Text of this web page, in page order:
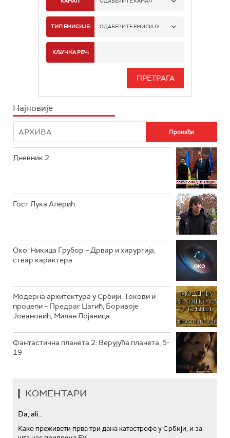
РТС 1
РТС 3
ТИП ЕМИСИЈЕ: ОДАБЕРИТЕ ЕМИСИЈУ
ИНФО
КЉУЧНА РЕЧ:
Најновије
Дневник 2
Гост Лука Алерић
Око: Никица Грубор – Дрвар и хирургија,
ствар карактера
Модерна архитектура у Србији: Токови и
процепи – Предраг Цагић, Боривоје
Јовановић, Милан Лојаница
Фантастична планета 2: Верујућа планета, 5-
19
КОМЕНТАРИ
Da, ali...
Како преживети прва три дана катастрофе у Србији, и за